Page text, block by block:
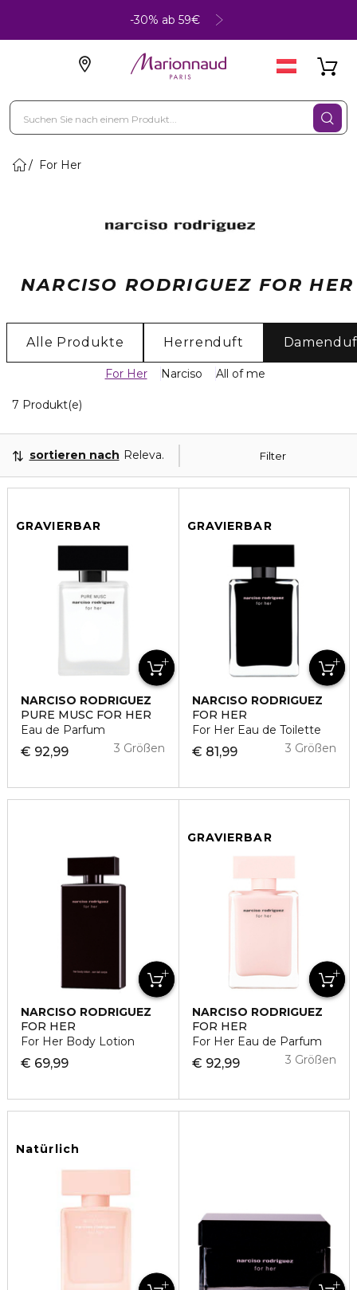
-30% ab 59€
For Her
NARCISO RODRIGUEZ FOR HER
Alle Produkte Herrenduft
For Her Narciso All of me
7 Produkt(e)
Filter
sortieren nach Relevanz
GRAVIERBAR
NARCISO RODRIGUEZ
PURE MUSC FOR HER
Eau de Parfum
€ 92,99 3 Größen
GRAVIERBAR
NARCISO RODRIGUEZ
FOR HER
For Her Eau de Toilette
€ 81,99 3 Größen
NARCISO RODRIGUEZ
FOR HER
For Her Body Lotion
€ 69,99
GRAVIERBAR
NARCISO RODRIGUEZ
FOR HER
For Her Eau de Parfum
€ 92,99 3 Größen
Natürlich